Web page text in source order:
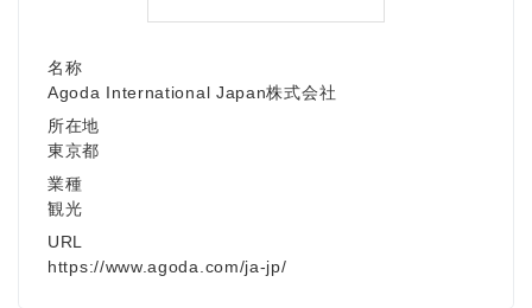
名称
Agoda International Japan株式会社
所在地
東京都
業種
観光
URL
https://www.agoda.com/ja-jp/